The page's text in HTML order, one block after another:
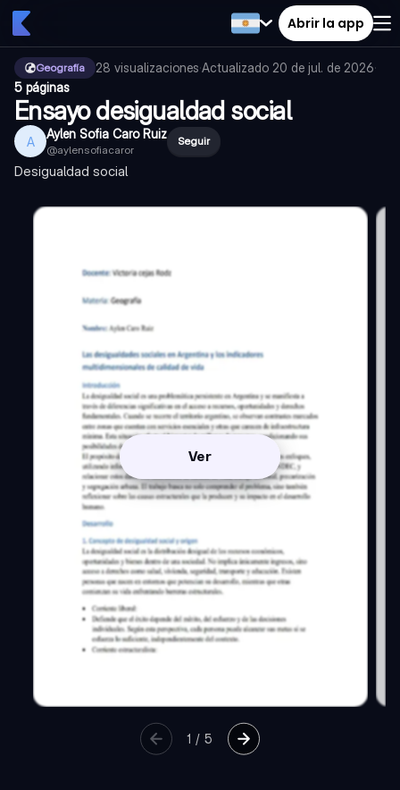
Abrir la app
Geografía 28 visualizaciones·Actualizado 20 de jul. de 2026·
5 páginas
Ensayo desigualdad social
A Aylen Sofia Caro Ruiz
@aylensofiacaror
Seguir
Desigualdad social
Ver
1 /5